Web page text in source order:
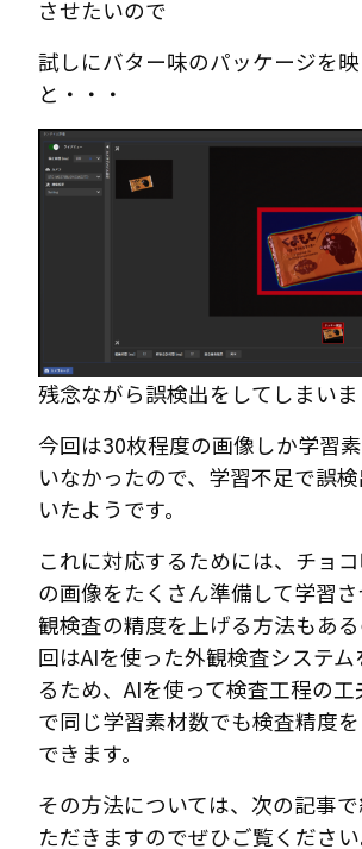
させたいので
試しにバター味のパッケージを
と・・・
残念ながら誤検出をしてしまいま
今回は30枚程度の画像しか学習
いなかったので、学習不足で誤
いたようです。
これに対応するためには、チョ
の画像をたくさん準備して学習
観検査の精度を上げる方法もあ
回はAIを使った外観検査システ
るため、AIを使って検査工程の工
で同じ学習素材数でも検査精度
できます。
その方法については、次の記事
ただきますのでぜひご覧ください